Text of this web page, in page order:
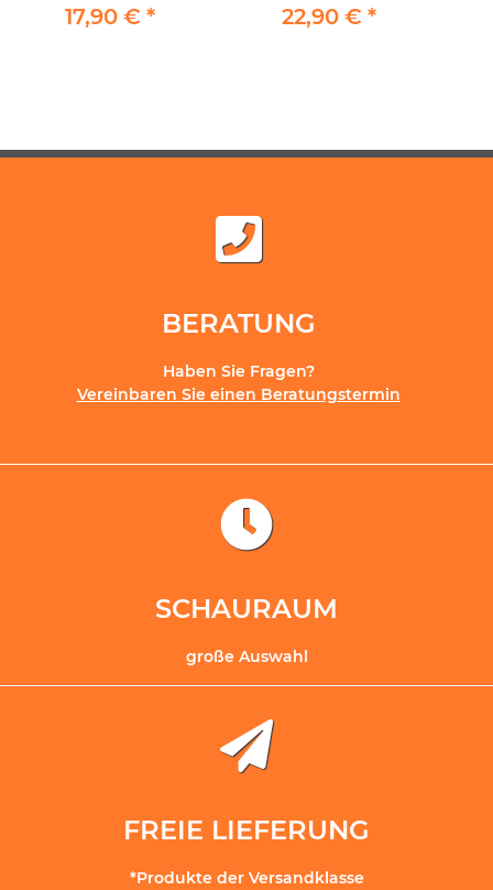
Reinigung geöltes
Parkett
17,90 € *
Seidenglanz 1lt -
Grund-Erstschutz &
22,90 € *
BERATUNG
Haben Sie Fragen?
Vereinbaren Sie einen Beratungstermin
SCHAURAUM
große Auswahl
FREIE LIEFERUNG
*Produkte der Versandklasse